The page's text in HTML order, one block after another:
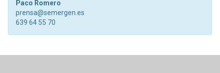
Paco Romero
prensa@semergen.es
639 64 55 70